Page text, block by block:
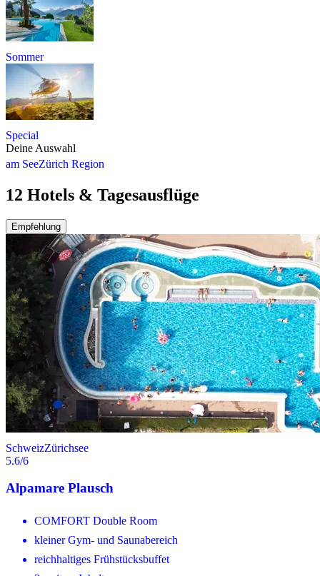
Sommer
Special
Deine Auswahl
am SeeZürich Region
12 Hotels & Tagesausflüge
Empfehlung
SchweizZürichsee
5.6/6
Alpamare Plausch
COMFORT Double Room
kleiner Gym- und Saunabereich
reichhaltiges Frühstücksbuffet